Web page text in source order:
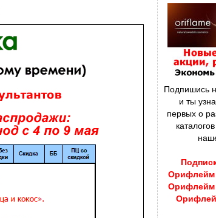
Подпишись
и ты
первых о
Орифлейм
Орифлейм